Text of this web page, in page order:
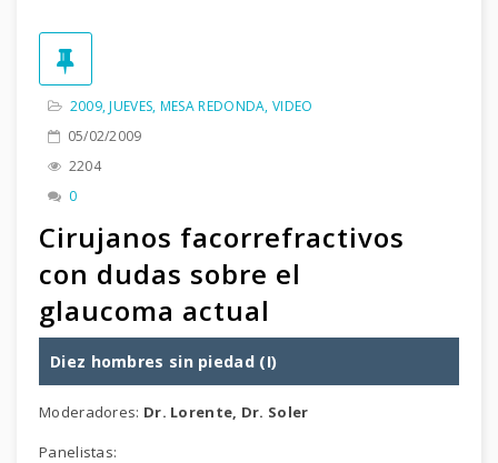
2009,JUEVES, MESA REDONDA,VIDEO
05/02/2009
2204
0
Cirujanos facorrefractivos
con dudas sobre el
glaucoma actual
Diez hombres sin piedad (I)
Moderadores: Dr. Lorente, Dr. Soler
Panelistas: